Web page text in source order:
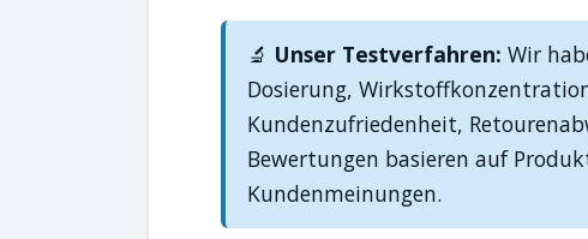
🔬 Unser Testverfahren: Wir
Dosierung,
Kundenzufriedenheit,
Bewertungen basieren auf
Kundenmeinungen.